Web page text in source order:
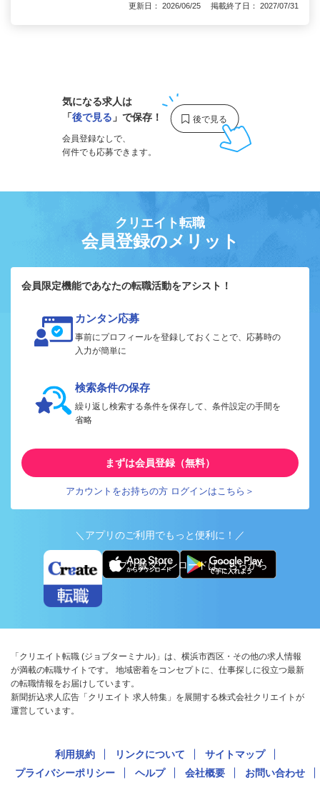
更新日： 2026/06/25 掲載終了日： 2027/07/31
気になる求人は
「後で見る 」で保存！
会員登録なしで、
何件でも応募できます。
クリエイト転職
会員登録のメリット
会員限定機能であなたの転職活動をアシスト！
カンタン応募
事前にプロフィールを登録しておくことで、応募時の
入力が簡単に
検索条件の保存
繰り返し検索する条件を保存して、条件設定の手間を
省略
まずは会員登録（無料）
アカウントをお持ちの方 ログインはこちら＞
＼アプリのご利用でもっと便利に！／
アプリ版ダウンロードはこちらから
「クリエイト転職 (ジョブターミナル)」は、横浜市西区・その他の求人情報
が満載の転職サイトです。 地域密着をコンセプトに、仕事探しに役立つ最新
の転職情報をお届けしています。
新聞折込求人広告「クリエイト 求人特集」を展開する株式会社クリエイトが
運営しています。
利用規約 リンクについて
サイトマップ
プライバシーポリシー
ヘルプ 会社概要 お問い合わせ